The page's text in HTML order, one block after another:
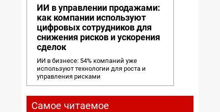
ИИ в управлении продажами:
как компании используют
цифровых сотрудников для
снижения рисков и ускорения
сделок
ИИ в бизнесе: 54% компаний уже
используют технологии для роста и
управления рисками
Самое читаемое